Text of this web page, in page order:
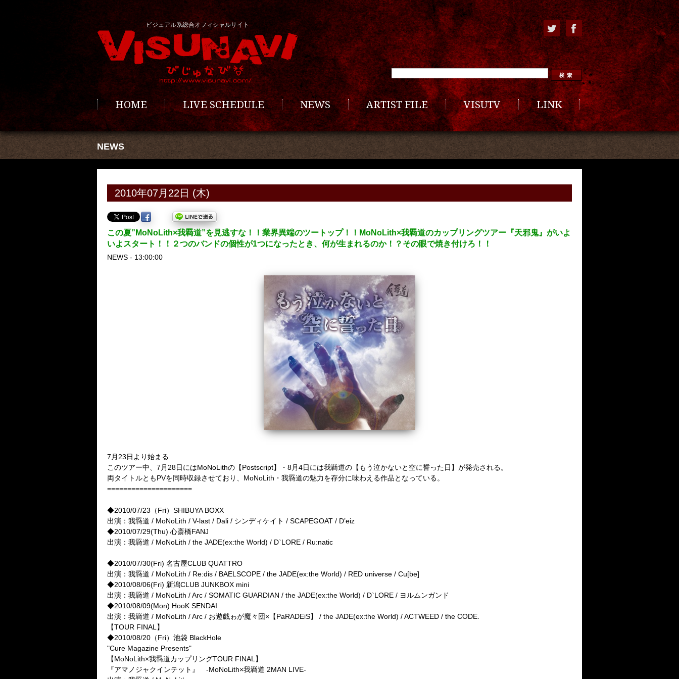
ビジュアル系総合オフィシャルサイト
HOME LIVE SCHEDULE NEWS ARTIST FILE VISUTV LINK
NEWS
2010年07月22日 (木)
この夏”MoNoLith×我羇道”を見逃すな！！業界異端のツートップ！！MoNoLith×我羇道のカップリングツアー『天邪鬼』がいよ
いよスタート！！２つのバンドの個性が1つになったとき、何が生まれるのか！？その眼で焼き付けろ！！
NEWS - 13:00:00
7月23日より始まる
このツアー中、7月28日にはMoNoLithの【Postscript】・8月4日には我羇道の【もう泣かないと空に誓った日】が発売される。
両タイトルともPVを同時収録させており、MoNoLith・我羇道の魅力を存分に味わえる作品となっている。
=====================
◆2010/07/23（Fri）SHIBUYA BOXX
出演：我羇道 / MoNoLith / V-last / Dali / シンディケイト / SCAPEGOAT / D’eiz
◆2010/07/29(Thu) 心斎橋FANJ
出演：我羇道 / MoNoLith / the JADE(ex:the World) / D`LORE / Ru:natic
◆2010/07/30(Fri) 名古屋CLUB QUATTRO
出演：我羇道 / MoNoLith / Re:dis / BAELSCOPE / the JADE(ex:the World) / RED universe / Cu[be]
◆2010/08/06(Fri) 新潟CLUB JUNKBOX mini
出演：我羇道 / MoNoLith / Arc / SOMATIC GUARDIAN / the JADE(ex:the World) / D`LORE / ヨルムンガンド
◆2010/08/09(Mon) HooK SENDAI
出演：我羇道 / MoNoLith / Arc / お遊戯ゎが魔々団×【PaRADEiS】 / the JADE(ex:the World) / ACTWEED / the CODE.
【TOUR FINAL】
◆2010/08/20（Fri）池袋 BlackHole
"Cure Magazine Presents"
【MoNoLith×我羇道カップリングTOUR FINAL】
『アマノジャクインテット』 -MoNoLith×我羇道 2MAN LIVE-